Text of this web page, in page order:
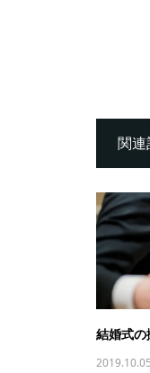
関連
結婚式
2019.10.05